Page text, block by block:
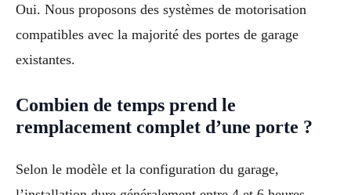
Oui. Nous proposons des systèmes de motorisation
compatibles avec la majorité des portes de garage
existantes.
Combien de temps prend le
remplacement complet d’une porte ?
Selon le modèle et la configuration du garage,